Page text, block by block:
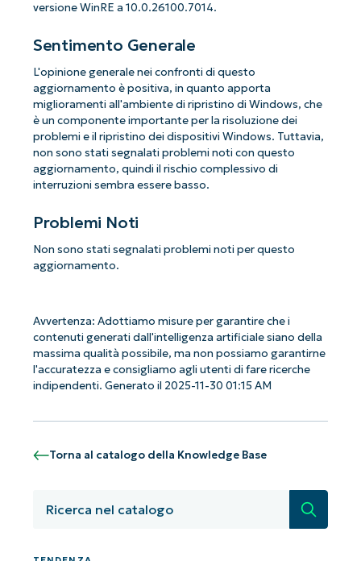
versione WinRE a 10.0.26100.7014.
Sentimento Generale
L'opinione generale nei confronti di questo
aggiornamento è positiva, in quanto apporta
miglioramenti all'ambiente di ripristino di Windows, che
è un componente importante per la risoluzione dei
problemi e il ripristino dei dispositivi Windows. Tuttavia,
non sono stati segnalati problemi noti con questo
aggiornamento, quindi il rischio complessivo di
interruzioni sembra essere basso.
Problemi Noti
Non sono stati segnalati problemi noti per questo
aggiornamento.
Avvertenza: Adottiamo misure per garantire che i
contenuti generati dall'intelligenza artificiale siano della
massima qualità possibile, ma non possiamo garantirne
l'accuratezza e consigliamo agli utenti di fare ricerche
indipendenti. Generato il 2025-11-30 01:15 AM
Torna al catalogo della Knowledge Base
Ricerca